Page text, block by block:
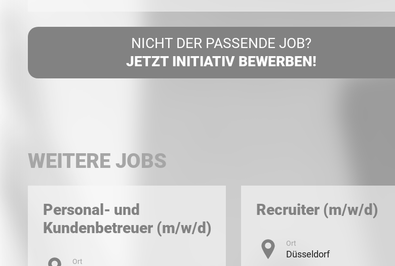
NICHT DER PASSENDE JOB?
JETZT INITIATIV BEWERBEN!
WEITERE JOBS
Personal- und
Kundenbetreuer (m/w/d)
Ort
Recruiter (m/w/d)
Ort
Düsseldorf